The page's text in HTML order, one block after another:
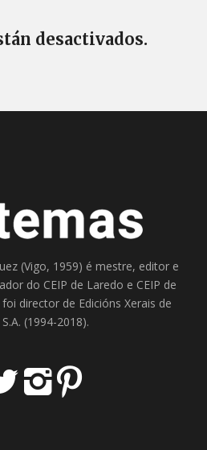
desactivados.
(Vigo, 1959) é mestre, editor e
do CEIP de Laredo e CEIP de
foi director de Edicións Xerais de
. (1994-2018).